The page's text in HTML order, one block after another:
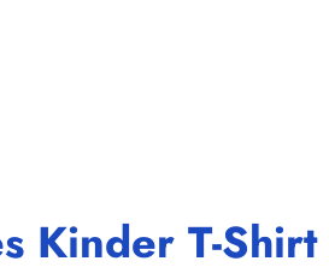
Kinder T-